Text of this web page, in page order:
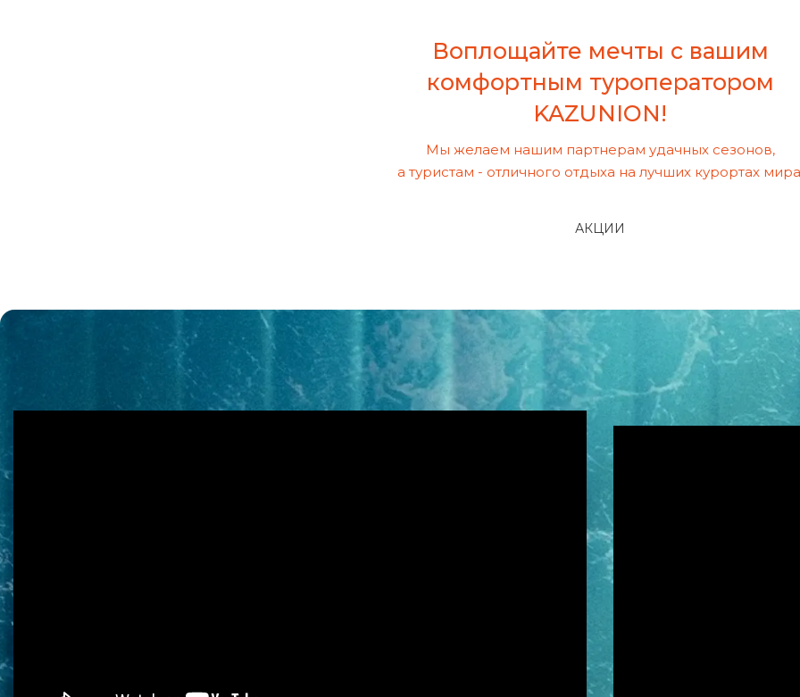
Воплощайте мечты с вашим
комфортным туроператором
KAZUNION!
Мы желаем нашим партнерам удачных сезонов,
а туристам - отличного отдыха на лучших курортах
АКЦИИ